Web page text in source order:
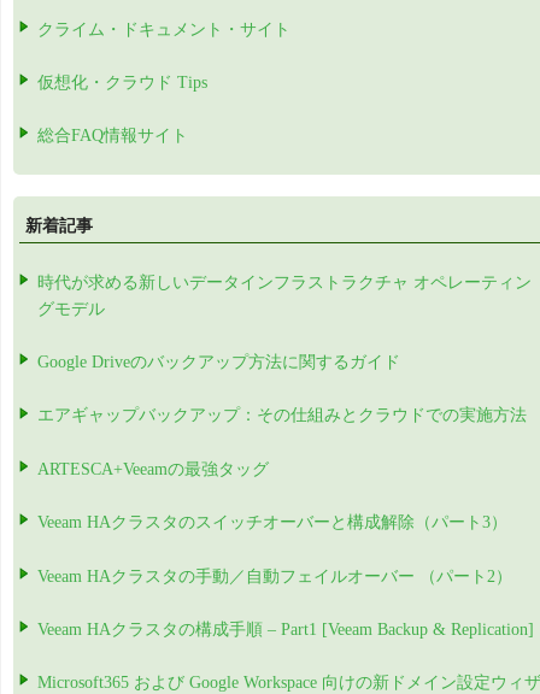
クライム・ドキュメント・サイト
仮想化・クラウド Tips
総合FAQ情報サイト
新着記事
時代が求める新しいデータインフラストラクチャ オペレーティン
グモデル
Google Driveのバックアップ方法に関するガイド
エアギャップバックアップ：その仕組みとクラウドでの実施方法
ARTESCA+Veeamの最強タッグ
Veeam HAクラスタのスイッチオーバーと構成解除（パート3）
Veeam HAクラスタの手動／自動フェイルオーバー （パート2）
Veeam HAクラスタの構成手順 – Part1 [Veeam Backup & Replication]
Microsoft365 および Google Workspace 向けの新ドメイン設定ウィザ